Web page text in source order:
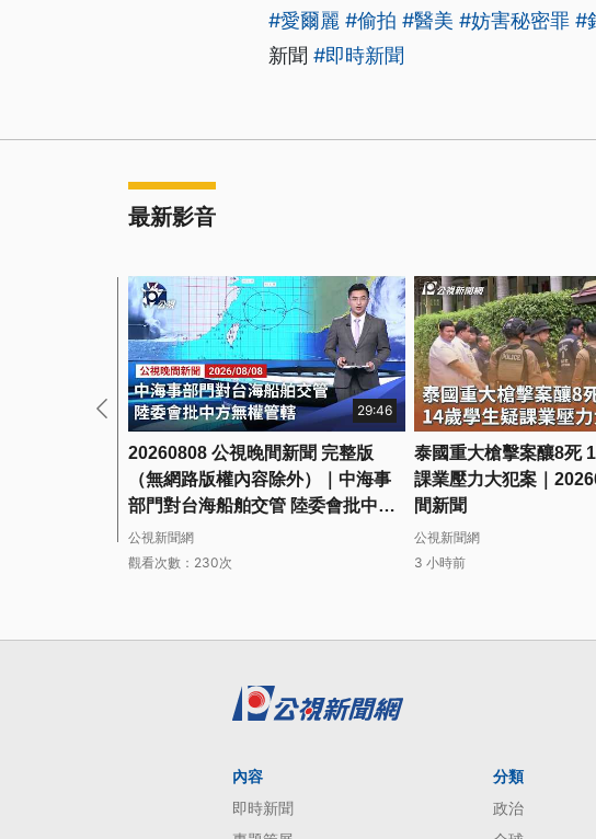
#愛爾麗 #偷拍 #醫美 #妨害秘密罪 #
新聞 #即時新聞
最新影音
29:46
20260808 公視晚間新聞 完整版
（無網路版權內容除外）｜中海事
部門對台海船舶交管 陸委會批中方
無權管轄
公視新聞網
觀看次數：230次
泰國重大槍擊案釀8死
課業壓力大犯案｜
間新聞
公視新聞網
3 小時前
內容
即時新聞
分類
政治